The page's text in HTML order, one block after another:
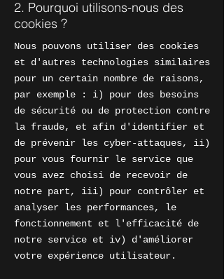
2. Pourquoi utilisons-nous des
cookies ?
Nous pouvons utiliser des cookies
et d'autres technologies similaires
pour un certain nombre de raisons,
par exemple : i) pour des besoins
de sécurité ou de protection contre
la fraude, et afin d'identifier et
de prévenir les cyber-attaques, ii)
pour vous fournir le service que
vous avez choisi de recevoir de
notre part, iii) pour contrôler et
analyser les performances, le
fonctionnement et l'efficacité de
notre service et iv) d'améliorer
votre expérience utilisateur.